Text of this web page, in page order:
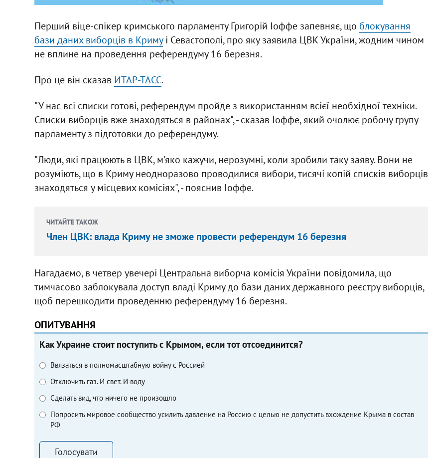
Перший віце-спікер кримського парламенту Григорій Іоффе запевняє, що блокування
бази даних виборців в Кримуі Севастополі, про яку заявила ЦВК України, жодним чином
не вплине на проведення референдуму 16 березня.
Про це він сказав ИТАР-ТАСС.
"У нас всі списки готові, референдум пройде з використанням всієї необхідної техніки.
Списки виборців вже знаходяться в районах", - сказав Іоффе, який очолює робочу групу
парламенту з підготовки до референдуму.
"Люди, які працюють в ЦВК, м'яко кажучи, нерозумні, коли зробили таку заяву. Вони не
розуміють, що в Криму неодноразово проводилися вибори, тисячі копій списків виборців
знаходяться у місцевих комісіях", - пояснив Іоффе.
ЧИТАЙТЕ ТАКОЖ
Член ЦВК: влада Криму не зможе провести референдум 16 березня
Нагадаємо, в четвер увечері Центральна виборча комісія України повідомила, що
тимчасово заблокувала доступ владі Криму до бази даних державного реєстру виборців,
щоб перешкодити проведенню референдуму 16 березня.
ОПИТУВАННЯ
Как Украине стоит поступить с Крымом, если тот отсоединится?
Ввязаться в полномасштабную войну с Россией
Отключить газ. И свет. И воду
Сделать вид, что ничего не произошло
Попросить мировое сообщество усилить давление на Россию с целью не допустить вхождение Крыма в состав
РФ
Голосувати